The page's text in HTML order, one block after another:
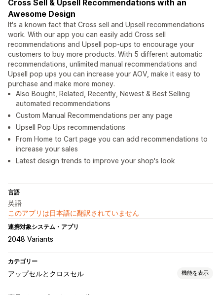
Cross Sell & Upsell Recommendations with an
Awesome Design
It's a known fact that Cross sell and Upsell recommendations
work. With our app you can easily add Cross sell
recommendations and Upsell pop-ups to encourage your
customers to buy more products. With 5 different automatic
recommendations, unlimited manual recommendations and
Upsell pop ups you can increase your AOV, make it easy to
purchase and make more money.
Also Bought, Related, Recently, Newest & Best Selling
automated recommendations
Custom Manual Recommendations per any page
Upsell Pop Ups recommendations
From Home to Cart page you can add recommendations to
increase your sales
Latest design trends to improve your shop's look
言語
英語
このアプリは日本語に翻訳されていません
連携対象システム・アプリ
2048 Variants
カテゴリー
アップセルとクロスセル 機能を表示